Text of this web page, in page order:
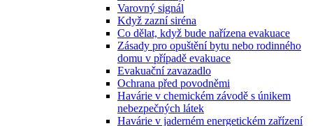
Varovný signál
Když zazní siréna
Co dělat, když bude nařízena evakuace
Zásady pro opuštění bytu nebo rodinného
domu v případě evakuace
Evakuační zavazadlo
Ochrana před povodněmi
Havárie v chemickém závodě s únikem
nebezpečných látek
Havárie v jaderném energetickém zařízení